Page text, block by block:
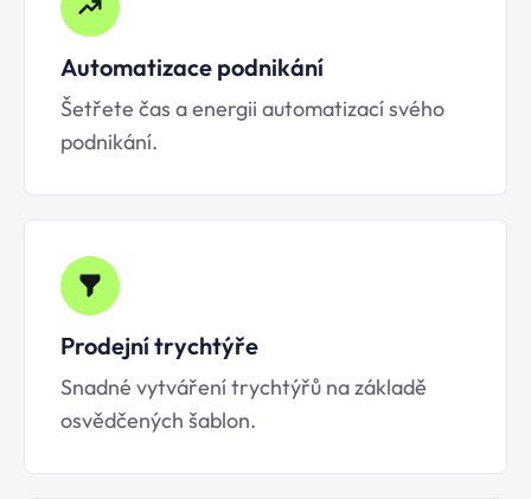
Automatizace podnikání
Šetřete čas a energii automatizací svého
podnikání.
Prodejní trychtýře
Snadné vytváření trychtýřů na základě
osvědčených šablon.